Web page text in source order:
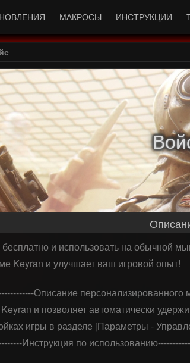
МАКРОСЫ ИНСТРУКЦИИ
и использовать на обычной
Keyran и улучшает ваш игровой опыт!
Описание
и позволяет автоматически
игры в разделе [Параметры -
Инструкция по